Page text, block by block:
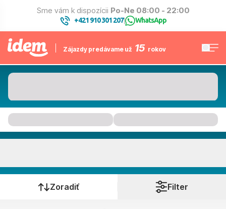
Sme vám k dispozícii Po-Ne 08:00 - 22:00
+421 910 301 207| WhatsApp
Zájazdy predávame už 15 rokov
Kedy cestujete?
Zoradiť Filter